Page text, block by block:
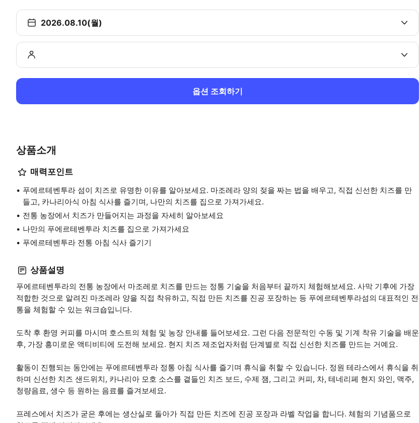
2026.08.10(월)
옵션 조회하기
상품소개
매력포인트
푸에르테벤투라 섬이 치즈로 유명한 이유를 알아보세요. 마조레라 양의 젖을 짜는 법을 배우고, 직접 신선한 치즈를 만
들고, 카나리아식 아침 식사를 즐기며, 나만의 치즈를 집으로 가져가세요.
전통 농장에서 치즈가 만들어지는 과정을 자세히 알아보세요
나만의 푸에르테벤투라 치즈를 집으로 가져가세요
푸에르테벤투라 전통 아침 식사 즐기기
상품설명
푸에르테벤투라의 전통 농장에서 마조레로 치즈를 만드는 정통 기술을 처음부터 끝까지 체험해보세요. 사막 기후에 가장
적합한 것으로 알려진 마조레라 양을 직접 착유하고, 직접 만든 치즈를 진공 포장하는 등 푸에르테벤투라섬의 대표적인 전
통을 체험할 수 있는 워크숍입니다.
도착 후 환영 커피를 마시며 호스트의 체험 및 농장 안내를 들어보세요. 그런 다음 전문적인 수동 및 기계 착유 기술을 배운
후, 가장 흥미로운 액티비티에 도전해 보세요. 현지 치즈 제조업자처럼 단계별로 직접 신선한 치즈를 만드는 거예요.
활동이 진행되는 동안에는 푸에르테벤투라 정통 아침 식사를 즐기며 휴식을 취할 수 있습니다. 정원 테라스에서 휴식을 취
하며 신선한 치즈 샌드위치, 카나리아 모호 소스를 곁들인 치즈 보드, 수제 잼, 그리고 커피, 차, 테네리페 현지 와인, 맥주,
청량음료, 생수 등 원하는 음료를 즐겨보세요.
프레스에서 치즈가 굳은 후에는 생산실로 돌아가 직접 만든 치즈에 진공 포장과 라벨 작업을 합니다. 체험의 기념품으로